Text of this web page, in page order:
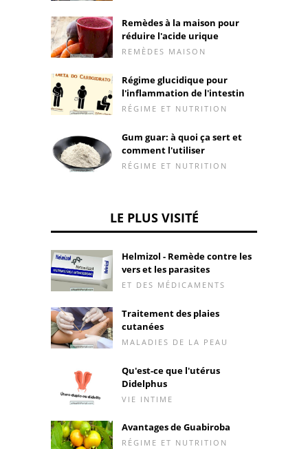
Remèdes à la maison pour
réduire l'acide urique
REMÈDES MAISON
Régime glucidique pour
l'inflammation de l'intestin
RÉGIME ET NUTRITION
Gum guar: à quoi ça sert et
comment l'utiliser
RÉGIME ET NUTRITION
LE PLUS VISITÉ
Helmizol - Remède contre les
vers et les parasites
ET DES MÉDICAMENTS
Traitement des plaies
cutanées
MALADIES DE LA PEAU
Qu'est-ce que l'utérus
Didelphus
VIE INTIME
Avantages de Guabiroba
RÉGIME ET NUTRITION